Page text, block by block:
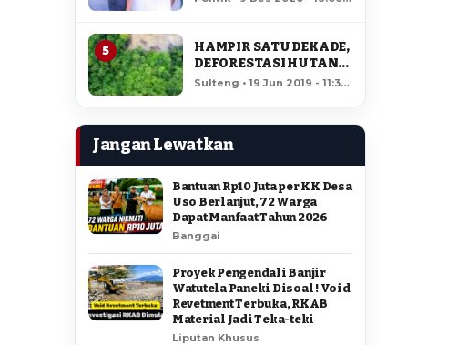
5
HAMPIR SATU DEKADE,
DEFORESTASI HUTAN
LORE LINDU MENCAPAI
Sulteng • 19 Jun 2019 - 11:34
Jangan Lewatkan
Bantuan Rp10 Juta per KK Desa
Uso Berlanjut, 72 Warga
Dapat Manfaat Tahun 2026
Banggai
Proyek Pengendali Banjir
Watutela Paneki Disoal ! Void
Revetment Terbuka, RKAB
Material Jadi Teka-teki
Liputan Khusus